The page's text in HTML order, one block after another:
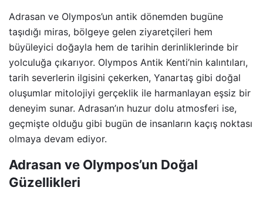
Adrasan ve Olympos’un antik dönemden bugüne
taşıdığı miras, bölgeye gelen ziyaretçileri hem
büyüleyici doğayla hem de tarihin derinliklerinde bir
yolculuğa çıkarıyor. Olympos Antik Kenti’nin kalıntıları,
tarih severlerin ilgisini çekerken, Yanartaş gibi doğal
oluşumlar mitolojiyi gerçeklik ile harmanlayan eşsiz bir
deneyim sunar. Adrasan’ın huzur dolu atmosferi ise,
geçmişte olduğu gibi bugün de insanların kaçış noktası
olmaya devam ediyor.
Adrasan ve Olympos’un Doğal
Güzellikleri